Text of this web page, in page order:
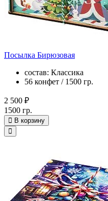
Посылка Бирюзовая
состав: Классика
56 конфет / 1500 гр.
2 500 ₽
1500 гр.
В корзину